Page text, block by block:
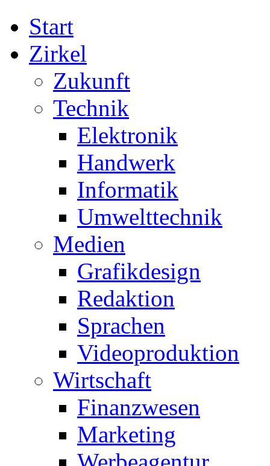
Start
Zirkel
Zukunft
Technik
Elektronik
Handwerk
Informatik
Umwelttechnik
Medien
Grafikdesign
Redaktion
Sprachen
Videoproduktion
Wirtschaft
Finanzwesen
Marketing